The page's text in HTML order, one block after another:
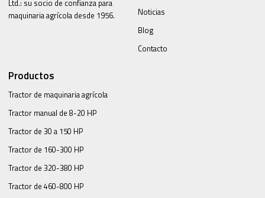
Ltd.: su socio de confianza para
maquinaria agrícola desde 1956.
Noticias
Blog
Contacto
Productos
Tractor de maquinaria agrícola
Tractor manual de 8-20 HP
Tractor de 30 a 150 HP
Tractor de 160-300 HP
Tractor de 320-380 HP
Tractor de 460-800 HP